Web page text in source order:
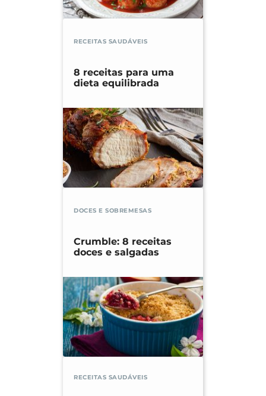
RECEITAS SAUDÁVEIS
8 receitas para uma
dieta equilibrada
DOCES E SOBREMESAS
Crumble: 8 receitas
doces e salgadas
RECEITAS SAUDÁVEIS